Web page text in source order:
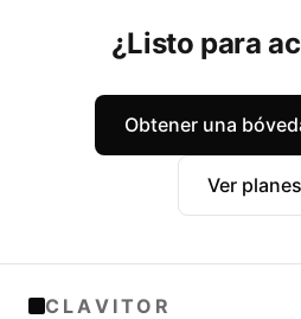
¿Listo para
Obtener una
Ver
CLAVITOR